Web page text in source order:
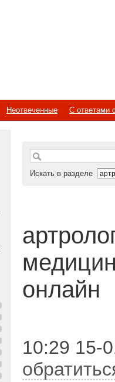
Неотвеченные
С ответами
Искать в разделе
онлайн
10:29 15-